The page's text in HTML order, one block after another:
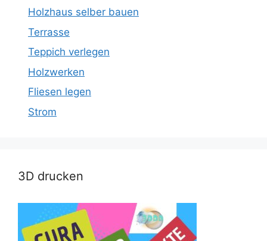
Holzhaus selber bauen
Terrasse
Teppich verlegen
Holzwerken
Fliesen legen
Strom
3D drucken